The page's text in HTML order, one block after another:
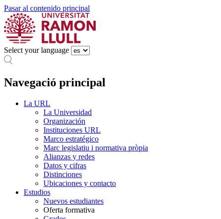
Pasar al contenido principal
Select your language
Navegació principal
La URL
La Universidad
Organización
Instituciones URL
Marco estratégico
Marc legislatiu i normativa pròpia
Alianzas y redes
Datos y cifras
Distinciones
Ubicaciones y contacto
Estudios
Nuevos estudiantes
Oferta formativa